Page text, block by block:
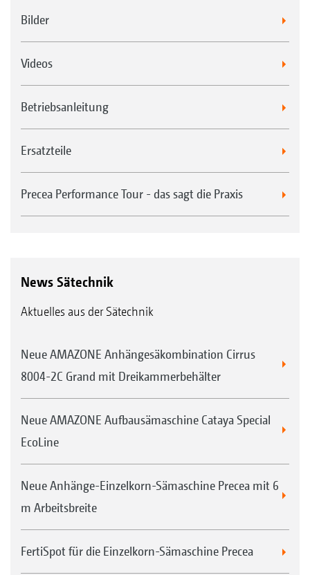
Bilder
Videos
Betriebsanleitung
Ersatzteile
Precea Performance Tour - das sagt die Praxis
News Sätechnik
Aktuelles aus der Sätechnik
Neue AMAZONE Anhängesäkombination Cirrus
8004-2C Grand mit Dreikammerbehälter
Neue AMAZONE Aufbausämaschine Cataya Special
EcoLine
Neue Anhänge-Einzelkorn-Sämaschine Precea mit 6
m Arbeitsbreite
FertiSpot für die Einzelkorn-Sämaschine Precea